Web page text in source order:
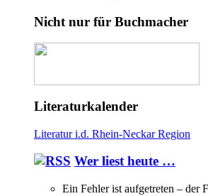
Nicht nur für Buchmacher
Literaturkalender
Literatur i.d. Rhein-Neckar Region
Wer liest heute …
Ein Fehler ist aufgetreten – der